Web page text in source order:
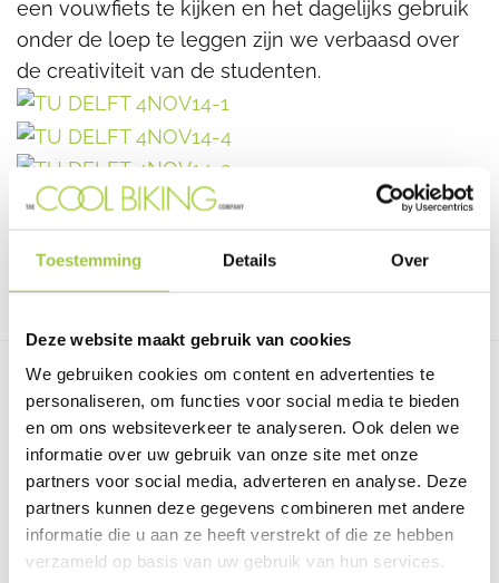
Toestemming Details Over
Deze website maakt gebruik van cookies
We gebruiken cookies om content en advertenties te
personaliseren, om functies voor social media te bieden
en om ons websiteverkeer te analyseren. Ook delen we
informatie over uw gebruik van onze site met onze
partners voor social media, adverteren en analyse. Deze
partners kunnen deze gegevens combineren met andere
informatie die u aan ze heeft verstrekt of die ze hebben
verzameld op basis van uw gebruik van hun services.
een vouwfiets te kijken en het dagelijks gebruik
onder de loep te leggen zijn we verbaasd over
de creativiteit van de studenten.